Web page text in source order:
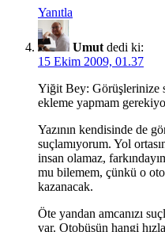
Yanıtla
Umut dedi ki:
15 Ekim 2009, 01.37
Yiğit Bey: Görüşlerinize
ekleme yapmam
Yazının kendisinde de
suçlamıyorum. Yol
insan olamaz,
mu bilemem, çünkü o
kazanacak.
Öte yandan amcanızı
var. Otobüsün hangi